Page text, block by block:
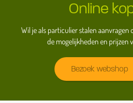
Online
Wil je als particulier stalen aanvragen
de mogelijkheden en prijzen
Bezoek webshop